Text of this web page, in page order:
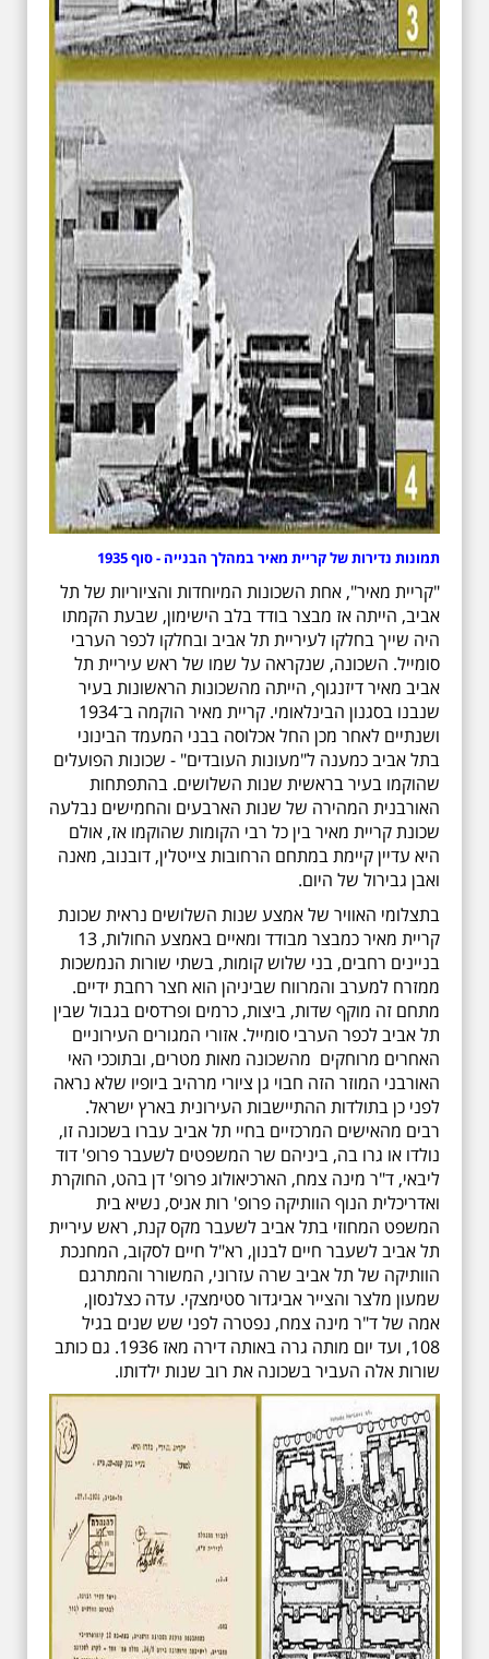
תמונות נדירות של קריית מאיר במהלך הבנייה - סוף 1935
"קריית מאיר", אחת השכונות המיוחדות והציוריות של תל
אביב, הייתה אז מבצר בודד בלב הישימון, שבעת הקמתו
היה שייך בחלקו לעיריית תל אביב ובחלקו לכפר הערבי
סומייל. השכונה, שנקראה על שמו של ראש עיריית תל
אביב מאיר דיזנגוף, הייתה מהשכונות הראשונות בעיר
שנבנו בסגנון הבינלאומי. קריית מאיר הוקמה ב־1934
ושנתיים לאחר מכן החל אכלוסה בבני המעמד הבינוני
בתל אביב כמענה ל"מעונות העובדים" - שכונות הפועלים
שהוקמו בעיר בראשית שנות השלושים. בהתפתחות
האורבנית המהירה של שנות הארבעים והחמישים נבלעה
שכונת קריית מאיר בין כל רבי הקומות שהוקמו אז, אולם
היא עדיין קיימת במתחם הרחובות צייטלין, דובנוב, מאנה
ואבן גבירול של היום.
בתצלומי האוויר של אמצע שנות השלושים נראית שכונת
קריית מאיר כמבצר מבודד ומאיים באמצע החולות, 13
בניינים רחבים, בני שלוש קומות, בשתי שורות הנמשכות
ממזרח למערב והמרווח שביניהן הוא חצר רחבת ידיים.
מתחם זה מוקף שדות, ביצות, כרמים ופרדסים בגבול שבין
תל אביב לכפר הערבי סומייל. אזורי המגורים העירוניים
האחרים מרוחקים מהשכונה מאות מטרים, ובתוככי האי
האורבני המוזר הזה חבוי גן ציורי מרהיב ביופיו שלא נראה
לפני כן בתולדות ההתיישבות העירונית בארץ ישראל.
רבים מהאישים המרכזיים בחיי תל אביב עברו בשכונה זו,
נולדו או גרו בה, ביניהם שר המשפטים לשעבר פרופ' דוד
ליבאי, ד"ר מינה צמח, הארכיאולוג פרופ' דן בהט, החוקרת
ואדריכלית הנוף הוותיקה פרופ' רות אניס, נשיא בית
המשפט המחוזי בתל אביב לשעבר מקס קנת, ראש עיריית
תל אביב לשעבר חיים לבנון, רא"ל חיים לסקוב, המחנכת
הוותיקה של תל אביב שרה עזרוני, המשורר והמתרגם
שמעון מלצר והצייר אביגדור סטימצקי. עדה כצלנסון,
אמה של ד"ר מינה צמח, נפטרה לפני שש שנים בגיל
108, ועד יום מותה גרה באותה דירה מאז 1936. גם כותב
שורות אלה העביר בשכונה את רוב שנות ילדותו.